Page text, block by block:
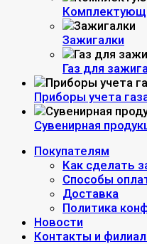
Зажигалки
Газ для
Приборы учета
Сувенирная
Покупателям
Как сделать
Способы
Доставка
Политика
Новости
Контакты и